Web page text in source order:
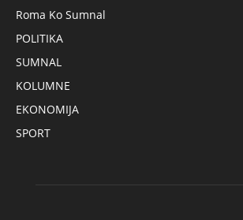
Roma Ko Sumnal
POLITIKA
SUMNAL
KOLUMNE
EKONOMIJA
SPORT